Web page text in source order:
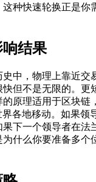
种快速轮换正是你
结果
中，物理上靠近交
但不是无限的。更
原理适用于区块链
界各地移动。如果领
下一个领导者在法
什么你要准备多个